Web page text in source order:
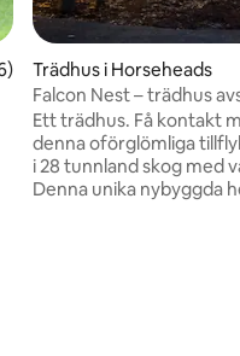
genomsnittligt betyg, 156
Trädhus i Horseheads
Falcon Nest – trädhus
Ett trädhus. Få kontakt
denna oförglömliga
i 28 tunnland skog med
Denna unika nybyggda